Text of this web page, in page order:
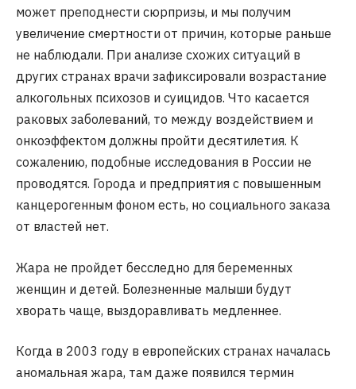
может преподнести сюрпризы, и мы получим
увеличение смертности от причин, которые раньше
не наблюдали. При анализе схожих ситуаций в
других странах врачи зафиксировали возрастание
алкогольных психозов и суицидов. Что касается
раковых заболеваний, то между воздействием и
онкоэффектом должны пройти десятилетия. К
сожалению, подобные исследования в России не
проводятся. Города и предприятия с повышенным
канцерогенным фоном есть, но социального заказа
от властей нет.
Жара не пройдет бесследно для беременных
женщин и детей. Болезненные малыши будут
хворать чаще, выздоравливать медленнее.
Когда в 2003 году в европейских странах началась
аномальная жара, там даже появился термин